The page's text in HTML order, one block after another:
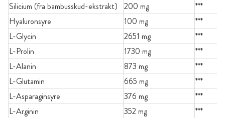
Silicium (fra bambusskud-ekstrakt)
200 mg
***
Hyaluronsyre
100 mg
***
L-Glycin
2651 mg
***
L-Prolin
1730 mg
***
L-Alanin
873 mg
***
L-Glutamin
665 mg
***
L-Asparaginsyre
376 mg
***
L-Arginin
352 mg
***